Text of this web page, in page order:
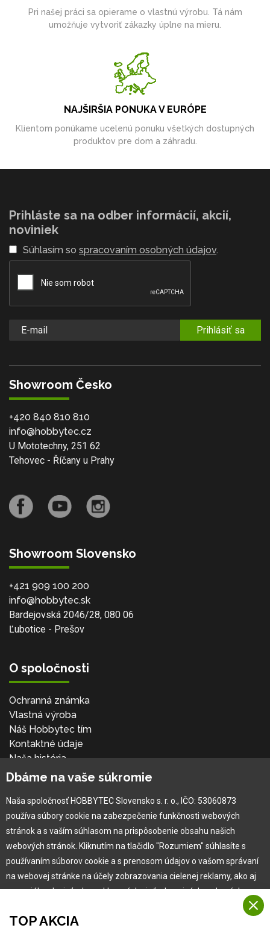
Pri našej práci sa opierame o vlastnú výrobu. Tá nám
umožňuje vytvoriť zákazky úplne na mieru.
NAJŠIRŠIA PONUKA V EURÓPE
Klientom ponúkame ucelenú ponuku všetkých dostupných
produktov pre dom a záhradu.
Prihláste sa na odber informácií, akcií,
noviniek
Súhlasím so spracovaním osobných údajov.
Prihlásiť sa
Showroom Česko
+420 840 810 810
info@hobbytec.cz
U Mototechny, 251 62
Tehovec - Říčany u Prahy
Showroom Slovensko
+421 909 100 200
info@hobbytec.sk
Bardejovská 2046/28, 080 06
Ľubotice - Prešov
O spoločnosti
Ochranná známka
Vlastná výroba
Náš Hobbytec tím
Kontaktné údaje
Naša história
Kariéra
Pre zákazníka
Garancia najlepšej ceny
Užívateľský manuál
Obchodné podmienky
Zákazník & partner
Novinky
TOP AKCIA
Dbáme na vaše súkromie
Naša spoločnosť HOBBYTEC Slovensko s. r. o., IČO: 53060873
používa súbory cookie na zabezpečenie funkčnosti webových
stránok a s vaším súhlasom na prispôsobenie obsahu našich
webových stránok. Kliknutím na tlačidlo "Rozumiem" súhlasíte s
používaním súborov cookie a s prenosom údajov o vašom správaní
na webovej stránke na účely zobrazovania cielenej reklamy, ako aj
na sociálnych sieťach a reklamných sieťach na iných webových